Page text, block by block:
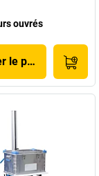
ouvrés
le produit